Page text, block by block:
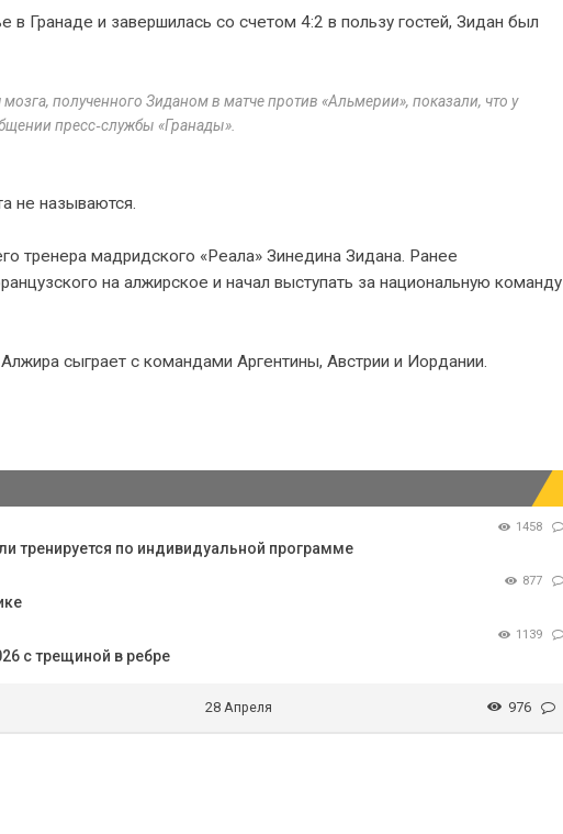
в Гранаде и завершилась со счетом 4:2 в пользу гостей, Зидан был
полученного Зиданом в матче против «Альмерии», показали, что у
пресс‑службы «Гранады».
не называются.
тренера мадридского «Реала» Зинедина Зидана. Ранее
на алжирское и начал выступать за национальную команду
сыграет с командами Аргентины, Австрии и Иордании.
1458
тренируется по индивидуальной программе
877
1139
с трещиной в ребре
28 Апреля 976